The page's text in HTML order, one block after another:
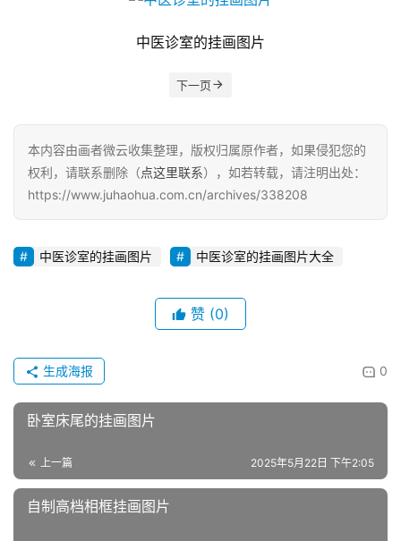
中医诊室的挂画图片
下一页
本内容由画者微云收集整理，版权归属原作者，如果侵犯您的
权利，请联系删除（点这里联系），如若转载，请注明出处：
https://www.juhaohua.com.cn/archives/338208
中医诊室的挂画图片 中医诊室的挂画图片大全
赞 (0)
0
生成海报
卧室床尾的挂画图片
上一篇 2025年5月22日 下午2:05
自制高档相框挂画图片